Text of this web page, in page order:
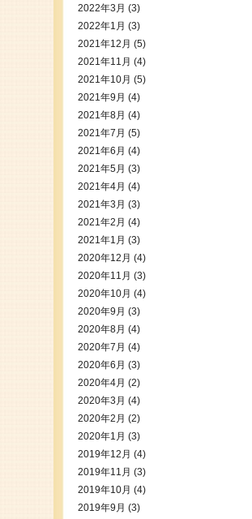
2022年3月 (3)
2022年1月 (3)
2021年12月 (5)
2021年11月 (4)
2021年10月 (5)
2021年9月 (4)
2021年8月 (4)
2021年7月 (5)
2021年6月 (4)
2021年5月 (3)
2021年4月 (4)
2021年3月 (3)
2021年2月 (4)
2021年1月 (3)
2020年12月 (4)
2020年11月 (3)
2020年10月 (4)
2020年9月 (3)
2020年8月 (4)
2020年7月 (4)
2020年6月 (3)
2020年4月 (2)
2020年3月 (4)
2020年2月 (2)
2020年1月 (3)
2019年12月 (4)
2019年11月 (3)
2019年10月 (4)
2019年9月 (3)